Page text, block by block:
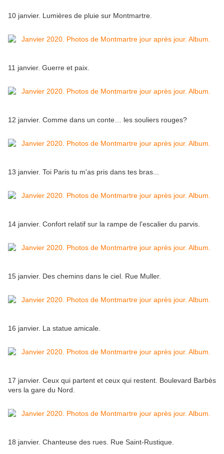
10 janvier. Lumières de pluie sur Montmartre.
11 janvier. Guerre et paix.
12 janvier. Comme dans un conte… les souliers rouges?
13 janvier. Toi Paris tu m'as pris dans tes bras...
14 janvier. Confort relatif sur la rampe de l'escalier du parvis.
15 janvier. Des chemins dans le ciel. Rue Muller.
16 janvier. La statue amicale.
17 janvier. Ceux qui partent et ceux qui restent. Boulevard Barbès
vers la gare du Nord.
18 janvier. Chanteuse des rues. Rue Saint-Rustique.